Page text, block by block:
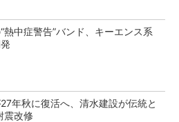
熱中症警告”バンド、キーエンス系
年秋に復活へ、清水建設が伝統と
震改修